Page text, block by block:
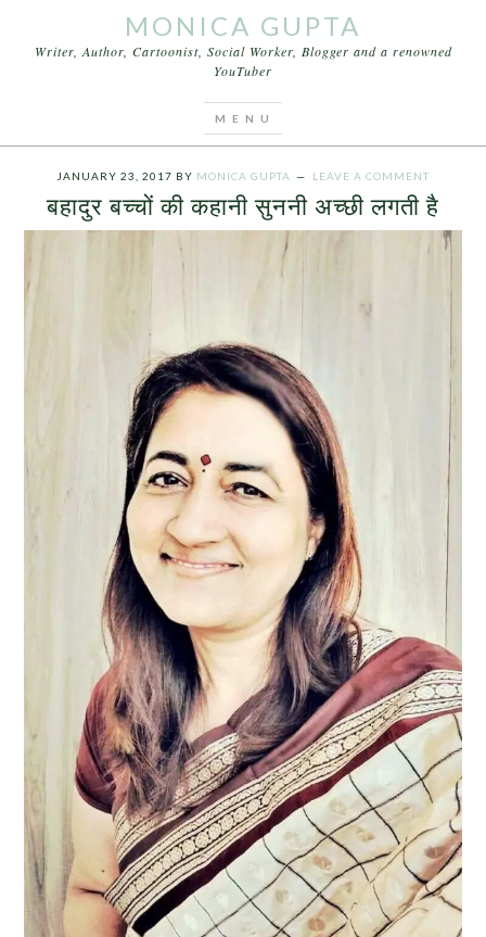
MONICA GUPTA
Writer, Author, Cartoonist, Social Worker, Blogger and a renowned
YouTuber
JANUARY 23, 2017 BY MONICA GUPTA LEAVE A COMMENT
बहादुर बच्चों की कहानी सुननी अच्छी लगती है